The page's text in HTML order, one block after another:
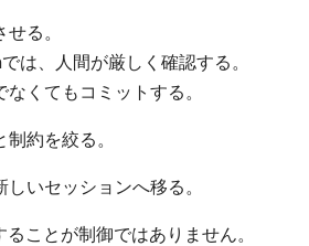
る。
は、人間が厳しく確認する。
くてもコミットする。
約を絞る。
いセッションへ移る。
ことが制御ではありません。